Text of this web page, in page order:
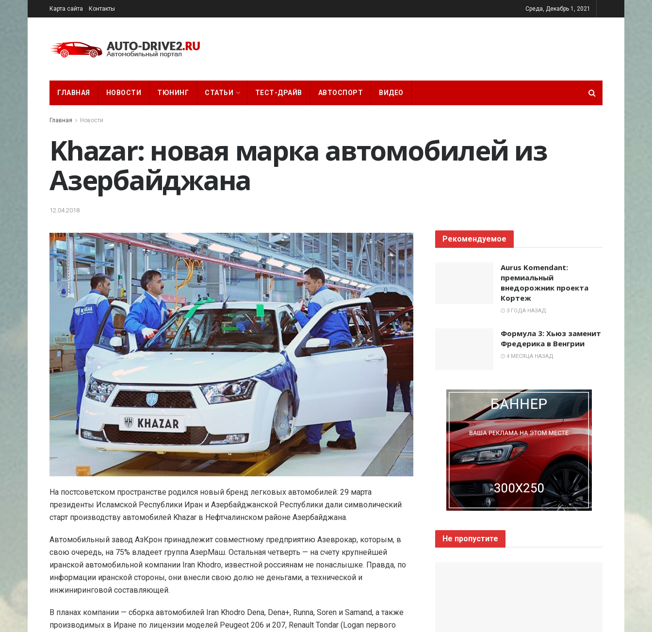
Карта сайта Контакты Среда, Декабрь 1, 2021
ГЛАВНАЯ НОВОСТИ ТЮНИНГ СТАТЬИ ТЕСТ-ДРАЙВ АВТОСПОРТ ВИДЕО
Главная Новости
Khazar: новая марка автомобилей из
Азербайджана
12.04.2018
На постсоветском пространстве родился новый бренд легковых автомобилей: 29 марта
президенты Иcламской Республики Иран и Азербайджанской Республики дали символический
старт производству автомобилей Khazar в Нефтчалинском районе Азербайджана.
Автомобильный завод АзКрон принадлежит совместному предприятию Азеврокар, которым, в
свою очередь, на 75% владеет группа АзерМаш. Остальная четверть — на счету крупнейшей
иранской автомобильной компании Iran Khodro, известной россиянам не понаслышке. Правда, по
информации иранской стороны, они внесли свою долю не деньгами, а технической и
инжиниринговой составляющей.
В планах компании — сборка автомобилей Iran Khodro Dena, Dena+, Runna, Soren и Samand, а также
производимых в Иране по лицензии моделей Peugeot 206 и 207, Renault Tondar (Logan первого
Рекомендуемое
Aurus Komendant:
премиальный
внедорожник проекта
Кортеж
3 ГОДА НАЗАД
Формула 3: Хьюз заменит
Фредерика в Венгрии
4 МЕСЯЦА НАЗАД
Не пропустите